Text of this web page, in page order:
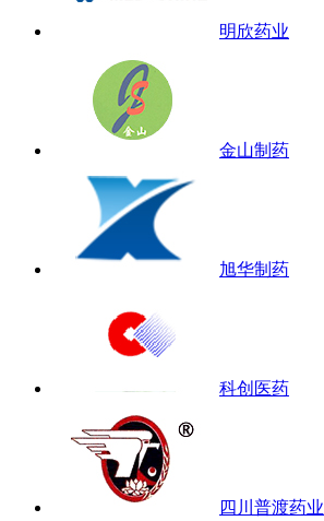
明欣药业
金山制药
旭华制药
科创医药
四川普渡药业